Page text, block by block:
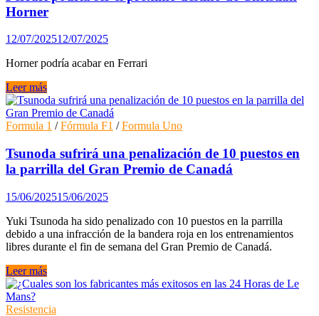
Horner
12/07/202512/07/2025
Horner podría acabar en Ferrari
Ferrari
podría
ser
el
destino
de
Christian
Leer más
Formula 1 /Fórmula F1 /Formula Uno
Tsunoda sufrirá una penalización de 10 puestos en
la parrilla del Gran Premio de Canadá
15/06/202515/06/2025
Yuki Tsunoda ha sido penalizado con 10 puestos en la parrilla
debido a una infracción de la bandera roja en los entrenamientos
libres durante el fin de semana del Gran Premio de Canadá.
Tsunoda
sufrirá
una
penalización
Leer más
Resistencia